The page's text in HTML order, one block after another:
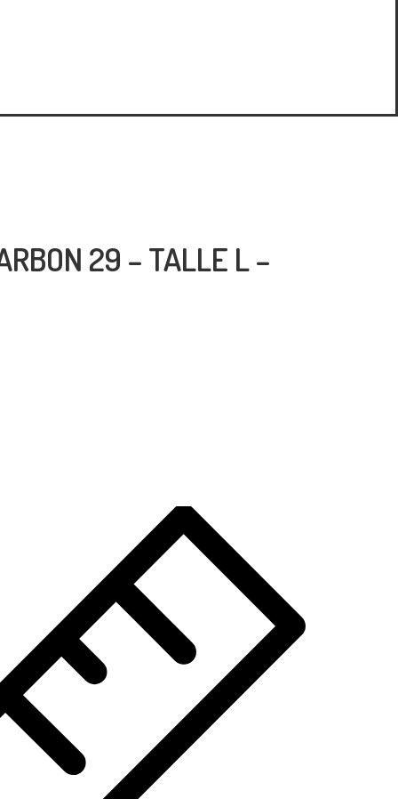
29 – TALLE L –